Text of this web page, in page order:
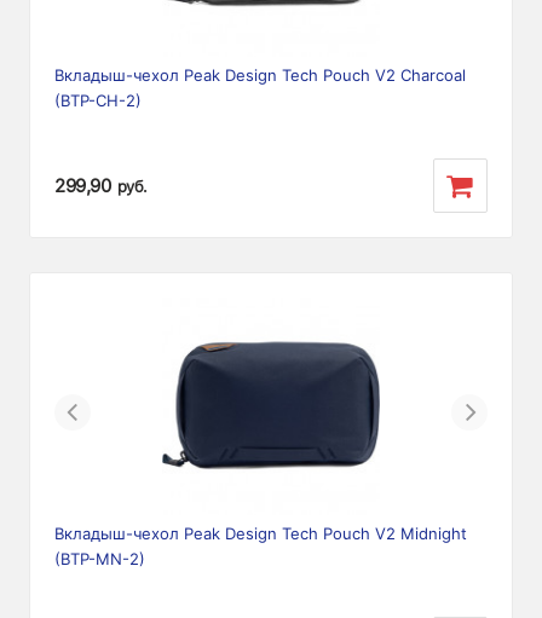
Вкладыш-чехол Peak Design Tech Pouch V2 Charcoal
(BTP-CH-2)
299,90 руб.
Previous Next
Вкладыш-чехол Peak Design Tech Pouch V2 Midnight
(BTP-MN-2)